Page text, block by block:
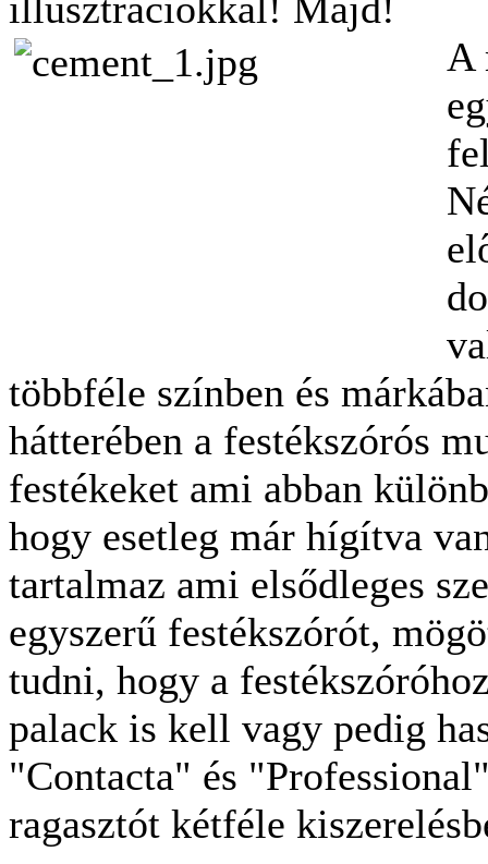
A
többféle színben és
hátterében a festékszórós
festékeket ami abban
hogy esetleg már hígítva
tartalmaz ami elsődleges
egyszerű festékszórót,
tudni, hogy a
palack is kell vagy pedig
"Contacta" és
ragasztót kétféle